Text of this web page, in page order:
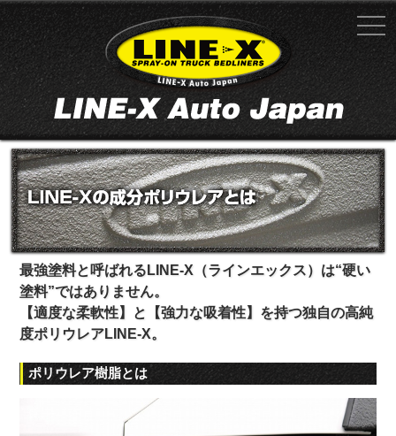
最強塗料と呼ばれるLINE-X（ラインエックス）は“硬い
塗料”ではありません。
【適度な柔軟性】と【強力な吸着性】を持つ独自の高純
度ポリウレアLINE-X。
ポリウレア樹脂とは